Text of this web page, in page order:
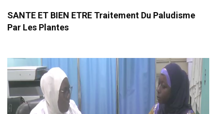
SANTE ET BIEN ETRE Traitement Du Paludisme
Par Les Plantes